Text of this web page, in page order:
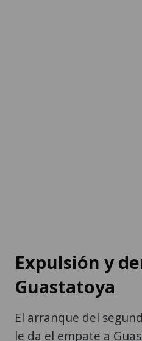
Expulsión y
Guastatoya
El arranque del
le da el empate a